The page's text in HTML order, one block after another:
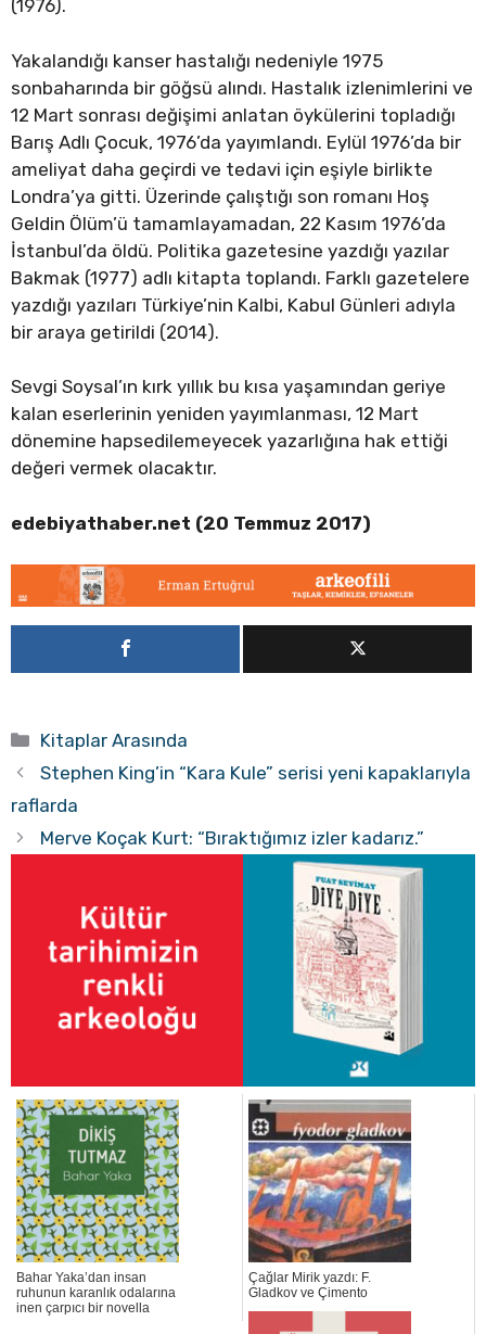
(1976).
Yakalandığı kanser hastalığı nedeniyle 1975
sonbaharında bir göğsü alındı. Hastalık izlenimlerini ve
12 Mart sonrası değişimi anlatan öykülerini topladığı
Barış Adlı Çocuk, 1976’da yayımlandı. Eylül 1976’da bir
ameliyat daha geçirdi ve tedavi için eşiyle birlikte
Londra’ya gitti. Üzerinde çalıştığı son romanı Hoş
Geldin Ölüm’ü tamamlayamadan, 22 Kasım 1976’da
İstanbul’da öldü. Politika gazetesine yazdığı yazılar
Bakmak (1977) adlı kitapta toplandı. Farklı gazetelere
yazdığı yazıları Türkiye’nin Kalbi, Kabul Günleri adıyla
bir araya getirildi (2014).
Sevgi Soysal’ın kırk yıllık bu kısa yaşamından geriye
kalan eserlerinin yeniden yayımlanması, 12 Mart
dönemine hapsedilemeyecek yazarlığına hak ettiği
değeri vermek olacaktır.
edebiyathaber.net (20 Temmuz 2017)
Kategoriler
Kitaplar Arasında
Stephen King’in “Kara Kule” serisi yeni kapaklarıyla
raflarda
Merve Koçak Kurt: “Bıraktığımız izler kadarız.”
Bahar Yaka’dan insan
ruhunun karanlık odalarına
inen çarpıcı bir novella
Çağlar Mirik yazdı: F.
Gladkov ve Çimento